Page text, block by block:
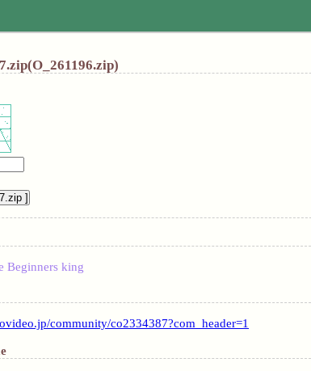
Beginners king
community/co2334387?com_header=1